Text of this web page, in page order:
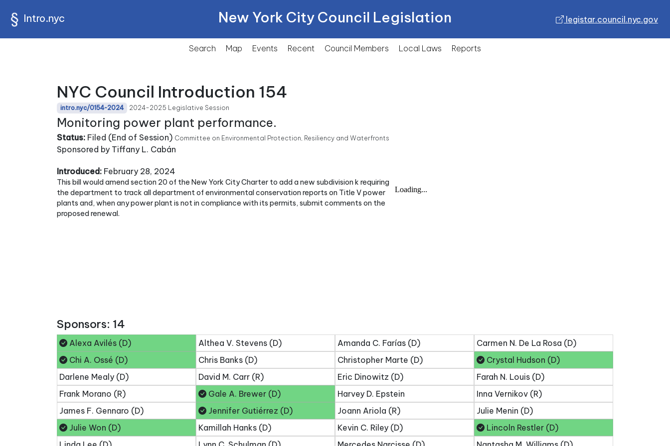
Intro.nyc New York City Council Legislation legistar.council.nyc.gov
Search Map Events Recent Council Members Local Laws Reports
NYC Council Introduction 154
intro.nyc/0154-2024 2024-2025 Legislative Session
Monitoring power plant performance.
Status: Filed (End of Session) Committee on Environmental Protection, Resiliency and Waterfronts
Sponsored by Tiffany L. Cabán
Introduced: February 28, 2024
This bill would amend section 20 of the New York City Charter to add a new subdivision k requiring
the department to track all department of environmental conservation reports on Title V power
plants and, when any power plant is not in compliance with its permits, submit comments on the
proposed renewal.
Sponsors: 14
Alexa Avilés (D) Althea V. Stevens (D) Amanda C. Farías (D)
Carmen N. De La Rosa (D)
Chi A. Ossé (D)
Chris Banks (D) Christopher Marte (D)
Crystal Hudson (D)
Darlene Mealy (D)
David M. Carr (R) Eric Dinowitz (D)
Farah N. Louis (D)
Frank Morano (R)
Gale A. Brewer (D) Harvey D. Epstein
Inna Vernikov (R)
James F. Gennaro (D)
Jennifer Gutiérrez (D) Joann Ariola (R)
Julie Menin (D)
Julie Won (D)
Kamillah Hanks (D) Kevin C. Riley (D)
Lincoln Restler (D)